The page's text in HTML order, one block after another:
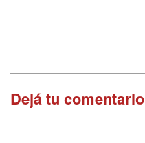
Dejá tu comentario